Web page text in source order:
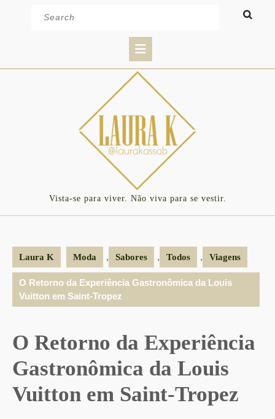
Button
Vista-se para viver. Não viva para se vestir.
Laura K Moda , Sabores , Todos , Viagens
O Retorno da Experiência Gastronômica da Louis
Vuitton em Saint-Tropez
O Retorno da Experiência
Gastronômica da Louis
Vuitton em Saint-Tropez